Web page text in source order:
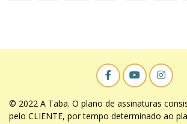
© 2022 A Taba. O plano de assinaturas
pelo CLIENTE, por tempo determinado ao